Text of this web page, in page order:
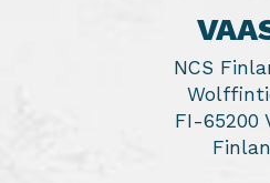
NCS
FI-65200